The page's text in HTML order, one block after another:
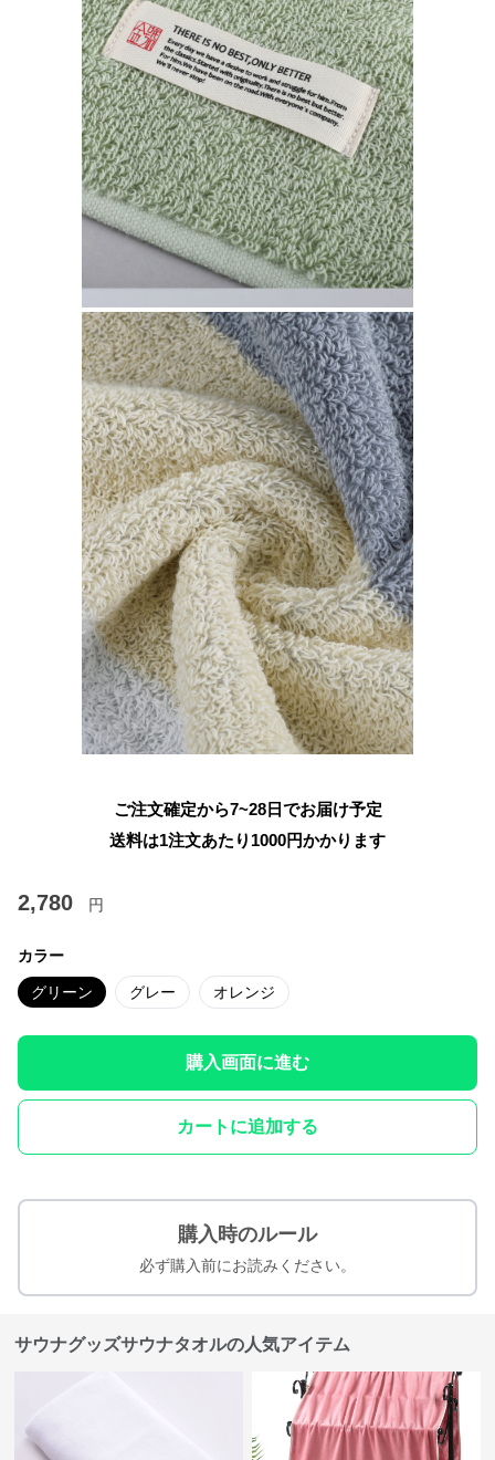
ご注文確定から7~28日でお届け予定
送料は1注文あたり 1000円かかります
2,780 円
カラー
グリーン グレー オレンジ
購入画面に進む
カートに追加する
購入時のルール
必ず購入前にお読みください。
サウナグッズサウナタオルの人気アイテム